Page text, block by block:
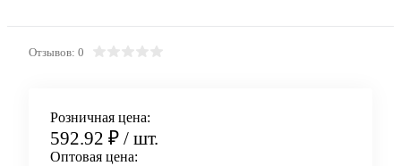
Отзывов: 0
Розничная цена:
592.92 ₽ / шт.
Оптовая цена: